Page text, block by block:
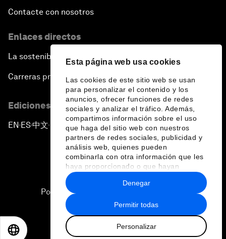
Esta página web usa cookies
Las cookies de este sitio web se usan
para personalizar el contenido y los
anuncios, ofrecer funciones de redes
sociales y analizar el tráfico. Además,
compartimos información sobre el uso
que haga del sitio web con nuestros
partners de redes sociales, publicidad y
análisis web, quienes pueden
combinarla con otra información que les
haya proporcionado o que hayan
recopilado a partir del uso que haya
hecho de sus servicios.
Permitir todas
Personalizar
Denegar
Contacte con nosotros
Enlaces directos
La sostenibilidad en el Foro
Carreras profesionales
Ediciones en otros idiomas
EN ▪ES▪中文▪ 日本語
Política de privacidad y normas de uso
Sitemap
2026 Foro Económico Mundial